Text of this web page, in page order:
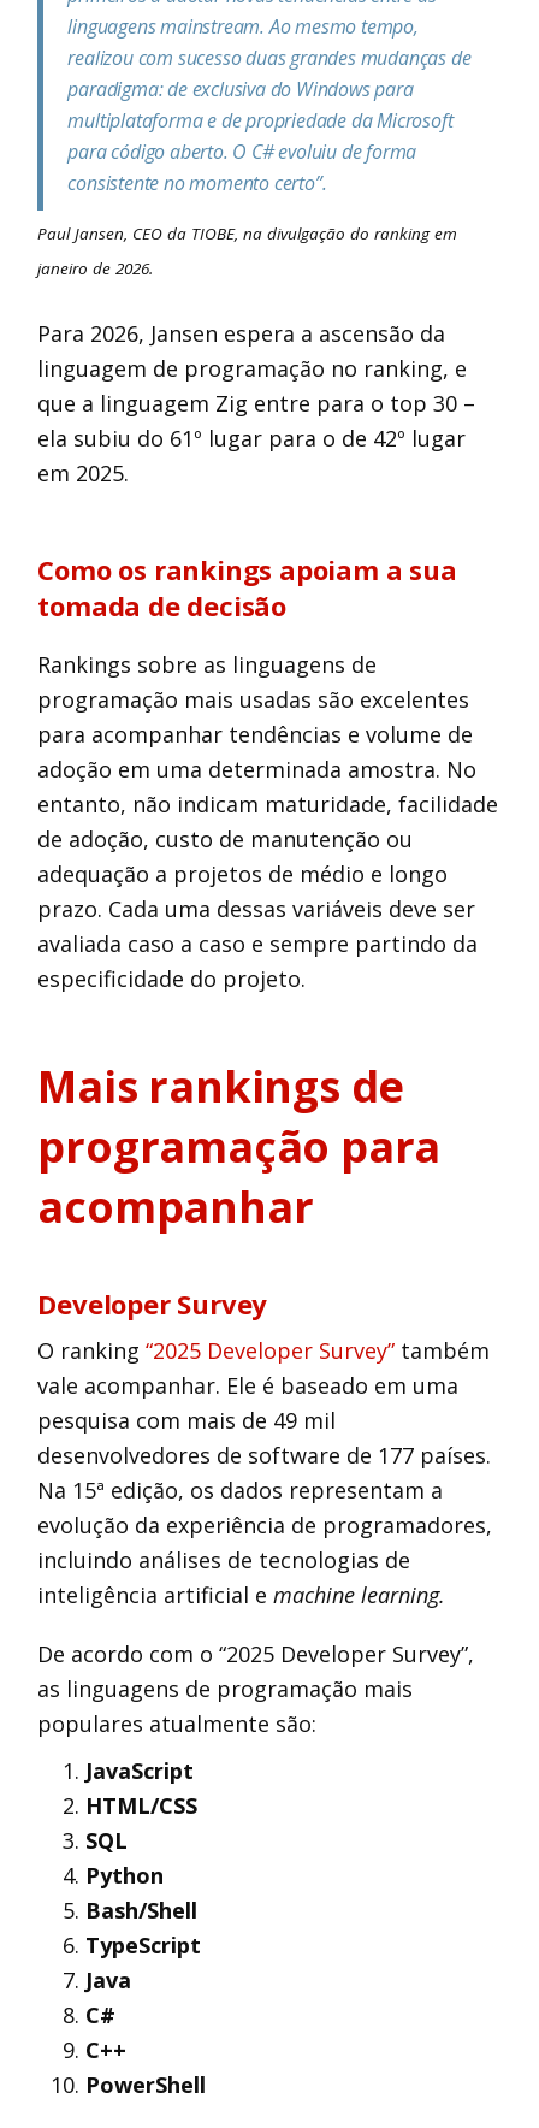
linguagens mainstream. Ao mesmo tempo,
realizou com sucesso duas grandes mudanças de
paradigma: de exclusiva do Windows para
multiplataforma e de propriedade da Microsoft
para código aberto. O C# evoluiu de forma
consistente no momento certo”.
Paul Jansen, CEO da TIOBE, na divulgação do ranking em
janeiro de 2026.
Para 2026, Jansen espera a ascensão da
linguagem de programação no ranking, e
que a linguagem Zig entre para o top 30 –
ela subiu do 61º lugar para o de 42º lugar
em 2025.
Como os rankings apoiam a sua
tomada de decisão
Rankings sobre as linguagens de
programação mais usadas são excelentes
para acompanhar tendências e volume de
adoção em uma determinada amostra. No
entanto, não indicam maturidade, facilidade
de adoção, custo de manutenção ou
adequação a projetos de médio e longo
prazo. Cada uma dessas variáveis deve ser
avaliada caso a caso e sempre partindo da
especificidade do projeto.
Mais rankings de
programação para
acompanhar
Developer Survey
O ranking“2025 Developer Survey” também
vale acompanhar. Ele é baseado em uma
pesquisa com mais de 49 mil
desenvolvedores de software de 177 países.
Na 15ª edição, os dados representam a
evolução da experiência de programadores,
incluindo análises de tecnologias de
inteligência artificial emachine learning.
De acordo com o “2025 Developer Survey”,
as linguagens de programação mais
populares atualmente são:
JavaScript
HTML/CSS
SQL
Python
Bash/Shell
TypeScript
Java
C#
C++
PowerShell